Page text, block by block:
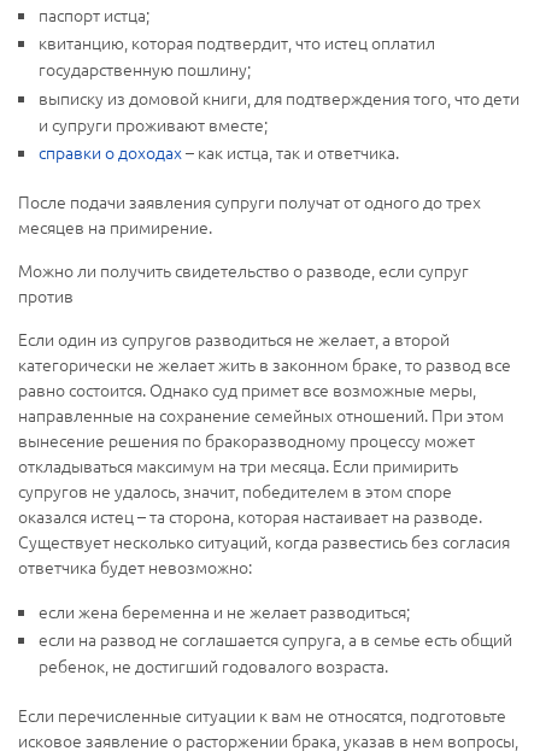
паспорт истца;
квитанцию, которая подтвердит, что истец оплатил
государственную пошлину;
выписку из домовой книги, для подтверждения того, что дети
и супруги проживают вместе;
справки о доходах– как истца, так и ответчика.
После подачи заявления супруги получат от одного до трех
месяцев на примирение.
Можно ли получить свидетельство о разводе, если супруг
против
Если один из супругов разводиться не желает, а второй
категорически не желает жить в законном браке, то развод все
равно состоится. Однако суд примет все возможные меры,
направленные на сохранение семейных отношений. При этом
вынесение решения по бракоразводному процессу может
откладываться максимум на три месяца. Если примирить
супругов не удалось, значит, победителем в этом споре
оказался истец – та сторона, которая настаивает на разводе.
Существует несколько ситуаций, когда развестись без согласия
ответчика будет невозможно:
если жена беременна и не желает разводиться;
если на развод не соглашается супруга, а в семье есть общий
ребенок, не достигший годовалого возраста.
Если перечисленные ситуации к вам не относятся, подготовьте
исковое заявление о расторжении брака, указав в нем вопросы,